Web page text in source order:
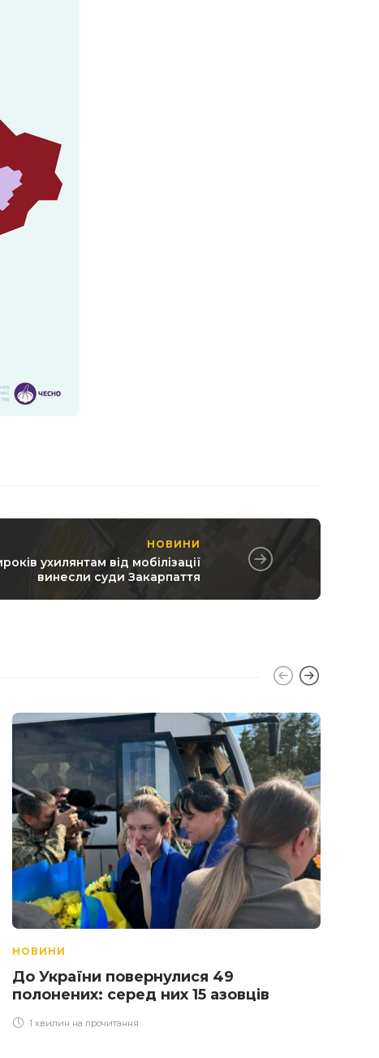
НОВИНИ
ухилянтам від мобілізації
винесли суди Закарпаття
НОВИНИ
До України повернулися 49
полонених: серед них 15 азовців
1 хвилин на прочитання